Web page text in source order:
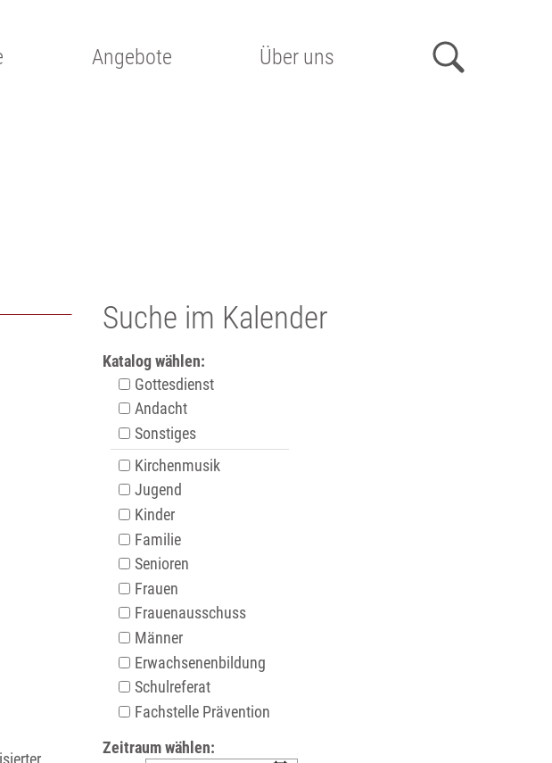
Angebote Über uns
Suche im Kalender
Katalog wählen:
Gottesdienst
Andacht
Sonstiges
Kirchenmusik
Jugend
Kinder
Familie
Senioren
Frauen
Frauenausschuss
Männer
Erwachsenenbildung
Schulreferat
Fachstelle Prävention
Zeitraum wählen: